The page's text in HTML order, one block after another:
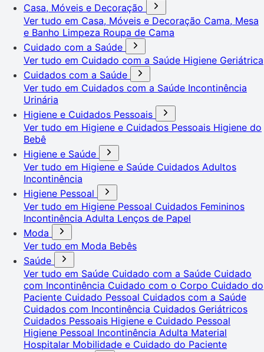
Casa, Móveis e Decoração
Ver tudo em Casa, Móveis e Decoração Cama, Mesa
e Banho Limpeza Roupa de Cama
Cuidado com a Saúde
Ver tudo em Cuidado com a Saúde Higiene Geriátrica
Cuidados com a Saúde
Ver tudo em Cuidados com a Saúde Incontinência
Urinária
Higiene e Cuidados Pessoais
Ver tudo em Higiene e Cuidados Pessoais Higiene do
Bebê
Higiene e Saúde
Ver tudo em Higiene e Saúde Cuidados Adultos
Incontinência
Higiene Pessoal
Ver tudo em Higiene Pessoal Cuidados Femininos
Incontinência Adulta Lenços de Papel
Moda
Ver tudo em Moda Bebês
Saúde
Ver tudo em Saúde Cuidado com a Saúde Cuidado
com Incontinência Cuidado com o Corpo Cuidado do
Paciente Cuidado Pessoal Cuidados com a Saúde
Cuidados com Incontinência Cuidados Geriátricos
Cuidados Pessoais Higiene e Cuidado Pessoal
Higiene Pessoal Incontinência Adulta Material
Hospitalar Mobilidade e Cuidado do Paciente